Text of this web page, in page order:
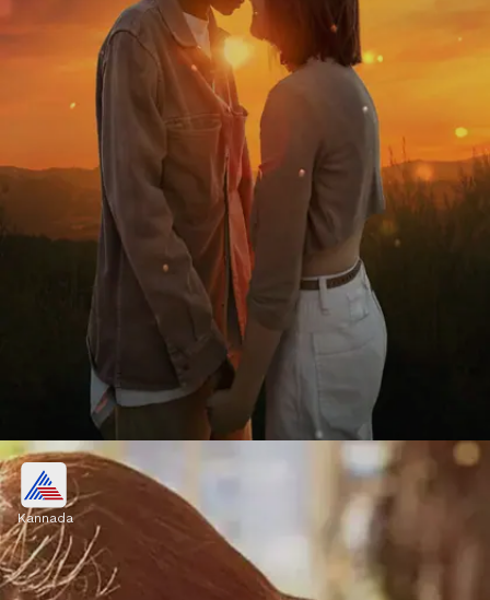
ಗೌರವಿಸುವ ಪತ್ನಿ
ಗೌರವ ಯಾವುದೇ ಸಂಬಂಧದ ಪ್ರಮುಖ ಅಡಿಪಾಯ.
ಪತಿಯ ವಿಚಾರಗಳು ಮತ್ತು ನಿರ್ಧಾರಗಳನ್ನು ಗೌರವಿಸುವ
ಗುಣವನ್ನು ಪತ್ನಿಯಲ್ಲಿ ಬಯಸುತ್ತಾನೆ.
Kannada